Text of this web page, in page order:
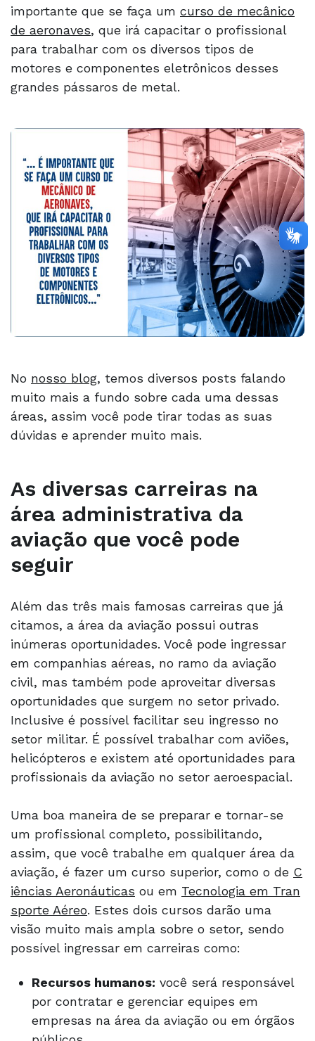
importante que se faça um curso de mecânico
de aeronaves, que irá capacitar o profissional
para trabalhar com os diversos tipos de
motores e componentes eletrônicos desses
grandes pássaros de metal.
No nosso blog, temos diversos posts falando
muito mais a fundo sobre cada uma dessas
áreas, assim você pode tirar todas as suas
dúvidas e aprender muito mais.
As diversas carreiras na
área administrativa da
aviação que você pode
seguir
Além das três mais famosas carreiras que já
citamos, a área da aviação possui outras
inúmeras oportunidades. Você pode ingressar
em companhias aéreas, no ramo da aviação
civil, mas também pode aproveitar diversas
oportunidades que surgem no setor privado.
Inclusive é possível facilitar seu ingresso no
setor militar. É possível trabalhar com aviões,
helicópteros e existem até oportunidades para
profissionais da aviação no setor aeroespacial.
Uma boa maneira de se preparar e tornar-se
um profissional completo, possibilitando,
assim, que você trabalhe em qualquer área da
aviação, é fazer um curso superior, como o de C
iências Aeronáuticas ou em Tecnologia em Tran
sporte Aéreo. Estes dois cursos darão uma
visão muito mais ampla sobre o setor, sendo
possível ingressar em carreiras como:
Recursos humanos: você será responsável
por contratar e gerenciar equipes em
empresas na área da aviação ou em órgãos